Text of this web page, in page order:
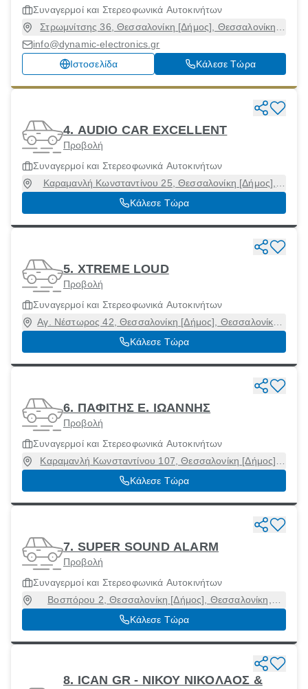
Συναγερμοί και Στερεοφωνικά Αυτοκινήτων
Στρωμνίτσης 36, Θεσσαλονίκη [Δήμος], Θεσσαλονίκη,
54248
info@dynamic-electronics.gr
Ιστοσελίδα
Κάλεσε Τώρα
4. AUDIO CAR EXCELLENT
Προβολή
Συναγερμοί και Στερεοφωνικά Αυτοκινήτων
Καραμανλή Κωνσταντίνου 25, Θεσσαλονίκη [Δήμος],
Θεσσαλονίκη, 54639
Κάλεσε Τώρα
5. XTREME LOUD
Προβολή
Συναγερμοί και Στερεοφωνικά Αυτοκινήτων
Αγ. Νέστωρος 42, Θεσσαλονίκη [Δήμος], Θεσσαλονίκη,
54632
Κάλεσε Τώρα
6. ΠΑΦΙΤΗΣ E. ΙΩΑΝΝΗΣ
Προβολή
Συναγερμοί και Στερεοφωνικά Αυτοκινήτων
Καραμανλή Κωνσταντίνου 107, Θεσσαλονίκη [Δήμος],
Θεσσαλονίκη, 54644
Κάλεσε Τώρα
7. SUPER SOUND ALARM
Προβολή
Συναγερμοί και Στερεοφωνικά Αυτοκινήτων
Βοσπόρου 2, Θεσσαλονίκη [Δήμος], Θεσσαλονίκη,
54454
Κάλεσε Τώρα
8. ICAN GR - ΝΙΚΟΥ ΝΙΚΟΛΑΟΣ &